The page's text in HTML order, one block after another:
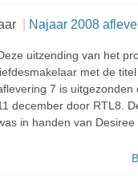
Najaar 2008 aflevering 7
uitzending van het
liefdesmakelaar met de
7 is uitgezonden
december door RTL8.
in handen van Desiree